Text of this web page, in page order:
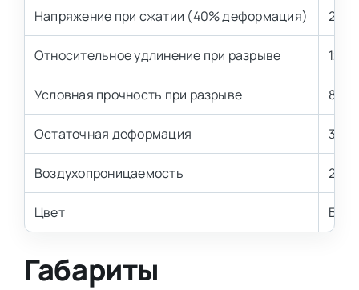
Напряжение при сжатии (40% деформация)
Относительное удлинение при разрыве 120
Условная прочность при разрыве 80
Остаточная деформация 3,0-
Воздухопроницаемость 2,7-
Цвет
Габариты